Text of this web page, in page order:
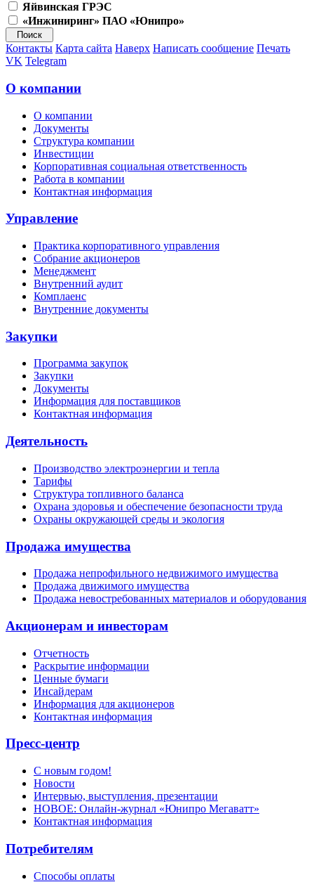
Яйвинская ГРЭС
«Инжиниринг» ПАО «Юнипро»
Контакты Карта сайта Наверх Написать сообщение Печать
VK Telegram
О компании
О компании
Документы
Структура компании
Инвестиции
Корпоративная социальная ответственность
Работа в компании
Контактная информация
Управление
Практика корпоративного управления
Собрание акционеров
Менеджмент
Внутренний аудит
Комплаенс
Внутренние документы
Закупки
Программа закупок
Закупки
Документы
Информация для поставщиков
Контактная информация
Деятельность
Производство электроэнергии и тепла
Тарифы
Структура топливного баланса
Охрана здоровья и обеспечение безопасности труда
Охраны окружающей среды и экология
Продажа имущества
Продажа непрофильного недвижимого имущества
Продажа движимого имущества
Продажа невостребованных материалов и оборудования
Акционерам и инвесторам
Отчетность
Раскрытие информации
Ценные бумаги
Инсайдерам
Информация для акционеров
Контактная информация
Пресс-центр
С новым годом!
Новости
Интервью, выступления, презентации
НОВОЕ: Онлайн-журнал «Юнипро Мегаватт»
Контактная информация
Потребителям
Способы оплаты